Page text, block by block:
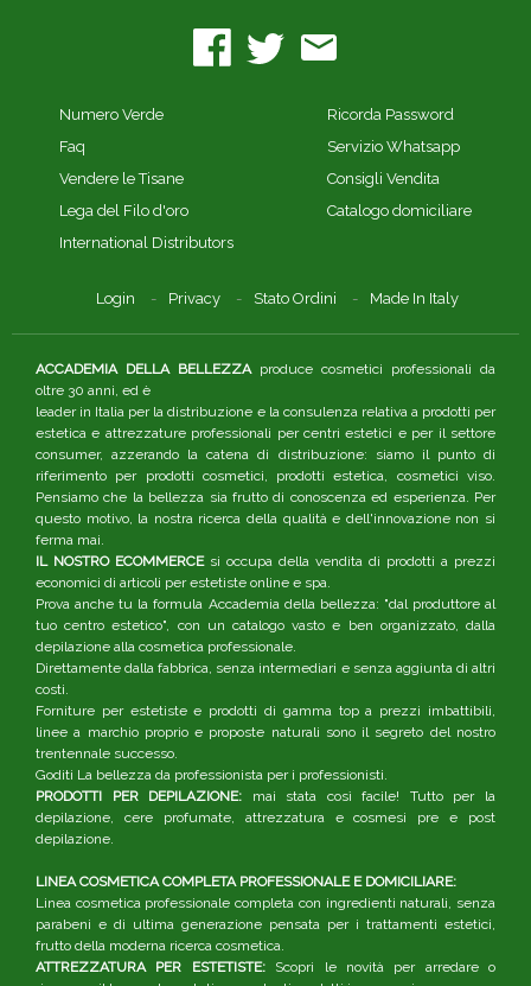
Numero Verde
Faq
Vendere le Tisane
Lega del Filo d'oro
International Distributors
Ricorda Password
Servizio Whatsapp
Consigli Vendita
Catalogo domiciliare
Login Privacy Stato Ordini Made In Italy
ACCADEMIA DELLA BELLEZZA produce cosmetici professionali da
oltre 30 anni, ed è
leader in Italia per la distribuzione e la consulenza relativa a prodotti per
estetica e attrezzature professionali per centri estetici e per il settore
consumer, azzerando la catena di distribuzione: siamo il punto di
riferimento per prodotti cosmetici, prodotti estetica, cosmetici viso.
Pensiamo che la bellezza sia frutto di conoscenza ed esperienza. Per
questo motivo, la nostra ricerca della qualità e dell'innovazione non si
ferma mai.
IL NOSTRO ECOMMERCEsi occupa della vendita di prodotti a prezzi
economici di articoli per estetiste online e spa.
Prova anche tu la formula Accademia della bellezza: "dal produttore al
tuo centro estetico", con un catalogo vasto e ben organizzato, dalla
depilazione alla cosmetica professionale.
Direttamente dalla fabbrica, senza intermediari e senza aggiunta di altri
costi.
Forniture per estetiste e prodotti di gamma top a prezzi imbattibili,
linee a marchio proprio e proposte naturali sono il segreto del nostro
trentennale successo.
Goditi La bellezza da professionista per i professionisti.
PRODOTTI PER DEPILAZIONE: mai stata così facile! Tutto per la
depilazione, cere profumate, attrezzatura e cosmesi pre e post
depilazione.
LINEA COSMETICA COMPLETA PROFESSIONALE E DOMICILIARE:
Linea cosmetica professionale completa con ingredienti naturali, senza
parabeni e di ultima generazione pensata per i trattamenti estetici,
frutto della moderna ricerca cosmetica.
ATTREZZATURA PER ESTETISTE:Scopri le novità per arredare o